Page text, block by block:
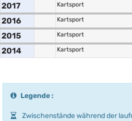
2017 Kartsport
2016 Kartsport
2015 Kartsport
2014 Kartsport
Legende :
Zwischenstände während der